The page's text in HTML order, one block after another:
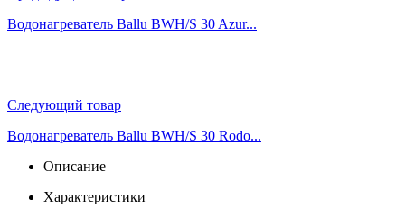
Водонагреватель Ballu BWH/S 30 Azur...
Следующий товар
Водонагреватель Ballu BWH/S 30 Rodo...
Описание
Характеристики